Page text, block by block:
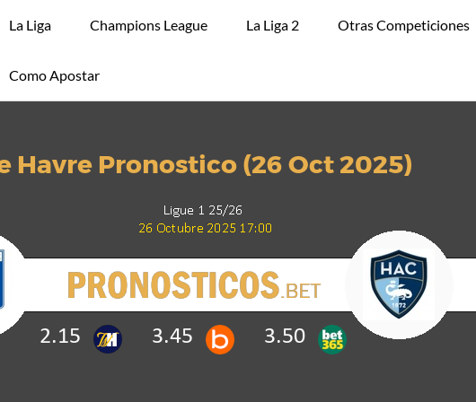
La Liga Champions League La Liga 2 Otras Competiciones
Como Apostar
Havre Pronostico (26 Oct 2025)